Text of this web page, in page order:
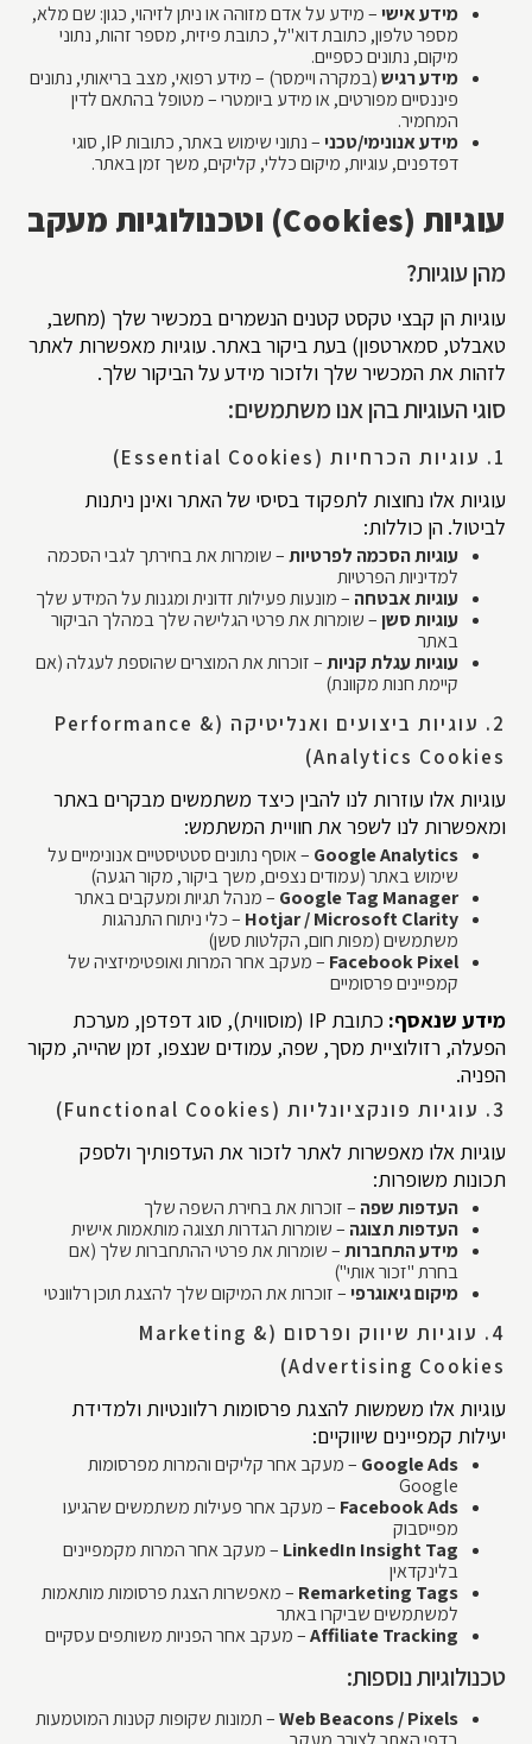
מידע אישי– מידע על אדם מזוהה או ניתן לזיהוי, כגון: שם מלא,
מספר טלפון, כתובת דוא"ל, כתובת פיזית, מספר זהות, נתוני
מיקום, נתונים כספיים.
מידע רגיש(במקרה ויימסר) – מידע רפואי, מצב בריאותי, נתונים
פיננסיים מפורטים, או מידע ביומטרי – מטופל בהתאם לדין
המחמיר.
מידע אנונימי/טכני
– נתוני שימוש באתר, כתובות IP, סוגי
דפדפנים, עוגיות, מיקום כללי, קליקים, משך זמן באתר.
עוגיות (Cookies) וטכנולוגיות מעקב
מהן עוגיות?
עוגיות הן קבצי טקסט קטנים הנשמרים במכשיר שלך (מחשב,
טאבלט, סמארטפון) בעת ביקור באתר. עוגיות מאפשרות לאתר
לזהות את המכשיר שלך ולזכור מידע על הביקור שלך.
סוגי העוגיות בהן אנו משתמשים:
1. עוגיות הכרחיות (Essential Cookies)
עוגיות אלו נחוצות לתפקוד בסיסי של האתר ואינן ניתנות
לביטול. הן כוללות:
עוגיות הסכמה לפרטיות– שומרות את בחירתך לגבי הסכמה
למדיניות הפרטיות
עוגיות אבטחה – מונעות פעילות זדונית ומגנות על המידע שלך
עוגיות סשן– שומרות את פרטי הגלישה שלך במהלך הביקור
באתר
עוגיות עגלת קניות– זוכרות את המוצרים שהוספת לעגלה (אם
קיימת חנות מקוונת)
2. עוגיות ביצועים ואנליטיקה (Performance &
Analytics Cookies)
עוגיות אלו עוזרות לנו להבין כיצד משתמשים מבקרים באתר
ומאפשרות לנו לשפר את חוויית המשתמש:
Google Analytics – אוסף נתונים סטטיסטיים אנונימיים על
שימוש באתר (עמודים נצפים, משך ביקור, מקור הגעה)
Google Tag Manager – מנהל תגיות ומעקבים באתר
Hotjar / Microsoft Clarity – כלי ניתוח התנהגות
משתמשים (מפות חום, הקלטות סשן)
Facebook Pixel – מעקב אחר המרות ואופטימיזציה של
קמפיינים פרסומיים
מידע שנאסף:
כתובת IP (מוסווית), סוג דפדפן, מערכת
הפעלה, רזולוציית מסך, שפה, עמודים שנצפו, זמן שהייה, מקור
הפניה.
3. עוגיות פונקציונליות (Functional Cookies)
עוגיות אלו מאפשרות לאתר לזכור את העדפותיך ולספק
תכונות משופרות:
העדפות שפה – זוכרות את בחירת השפה שלך
העדפות תצוגה – שומרות הגדרות תצוגה מותאמות אישית
מידע התחברות– שומרות את פרטי ההתחברות שלך (אם
בחרת "זכור אותי")
מיקום גיאוגרפי– זוכרות את המיקום שלך להצגת תוכן רלוונטי
4. עוגיות שיווק ופרסום (Marketing &
Advertising Cookies)
עוגיות אלו משמשות להצגת פרסומות רלוונטיות ולמדידת
יעילות קמפיינים שיווקיים:
Google Ads – מעקב אחר קליקים והמרות מפרסומות
Google
Facebook Ads – מעקב אחר פעילות משתמשים שהגיעו
מפייסבוק
LinkedIn Insight Tag – מעקב אחר המרות מקמפיינים
בלינקדאין
Remarketing Tags – מאפשרות הצגת פרסומות מותאמות
למשתמשים שביקרו באתר
Affiliate Tracking– מעקב אחר הפניות משותפים עסקיים
טכנולוגיות נוספות:
Web Beacons / Pixels– תמונות שקופות קטנות המוטמעות